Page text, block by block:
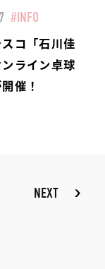
#INFO
コ「石川佳
ライン卓球
催！
NEXT